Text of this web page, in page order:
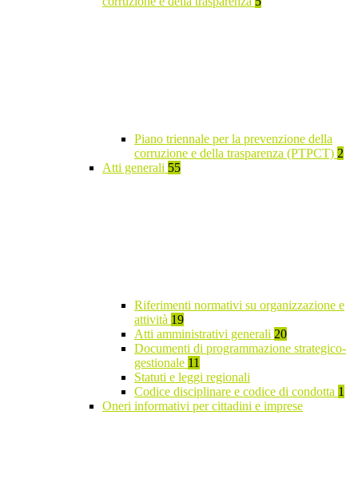
Piano triennale per la prevenzione della
corruzione e della trasparenza (PTPCT) 2
Atti generali 55
Riferimenti normativi su organizzazione e
attività 19
Atti amministrativi generali 20
Documenti di programmazione strategico-
gestionale 11
Statuti e leggi regionali
Codice disciplinare e codice di condotta 1
Oneri informativi per cittadini e imprese